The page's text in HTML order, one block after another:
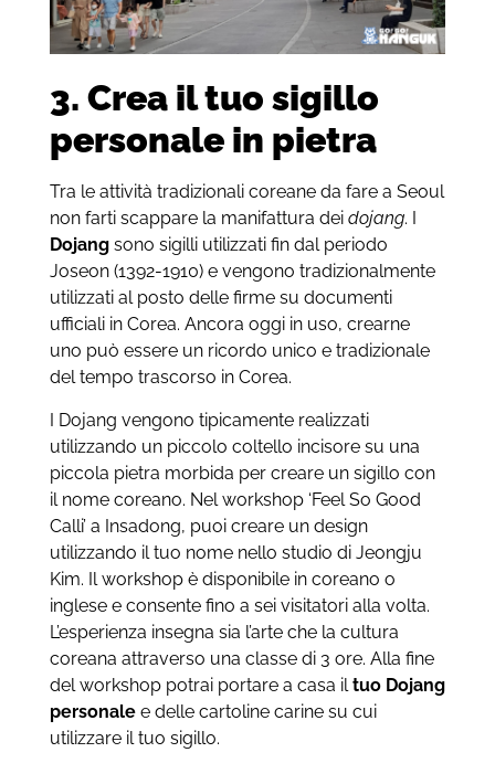
3. Crea il tuo sigillo
personale in pietra
Tra le attività tradizionali coreane da fare a Seoul
non farti scappare la manifattura dei dojang.
Dojangsono sigilli utilizzati fin dal periodo
Joseon (1392-1910) e vengono tradizionalmente
utilizzati al posto delle firme su documenti
ufficiali in Corea. Ancora oggi in uso, crearne
uno può essere un ricordo unico e tradizionale
del tempo trascorso in Corea.
I Dojang vengono tipicamente realizzati
utilizzando un piccolo coltello incisore su una
piccola pietra morbida per creare un sigillo con
il nome coreano. Nel workshop ‘Feel So Good
Calli’ a Insadong, puoi creare un design
utilizzando il tuo nome nello studio di Jeongju
Kim. Il workshop è disponibile in coreano o
inglese e consente fino a sei visitatori alla volta.
L’esperienza insegna sia l’arte che la cultura
coreana attraverso una classe di 3 ore. Alla fine
del workshop potrai portare a casa il tuo Dojang
personalee delle cartoline carine su cui
utilizzare il tuo sigillo.